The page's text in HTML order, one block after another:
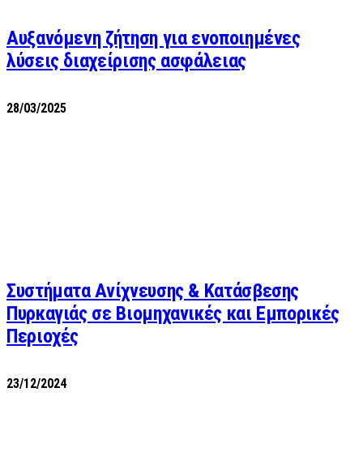
Αυξανόμενη ζήτηση για ενοποιημένες
λύσεις διαχείρισης ασφάλειας
28/03/2025
Συστήματα Ανίχνευσης & Κατάσβεσης
Πυρκαγιάς σε Βιομηχανικές και Εμπορικές
Περιοχές
23/12/2024